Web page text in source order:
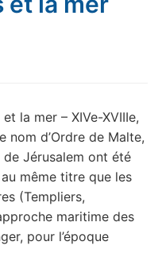
la mer – XIVe-XVIIIe,
nom d’Ordre de Malte,
Jérusalem ont été
même titre que les
(Templiers,
maritime des
pour l’époque